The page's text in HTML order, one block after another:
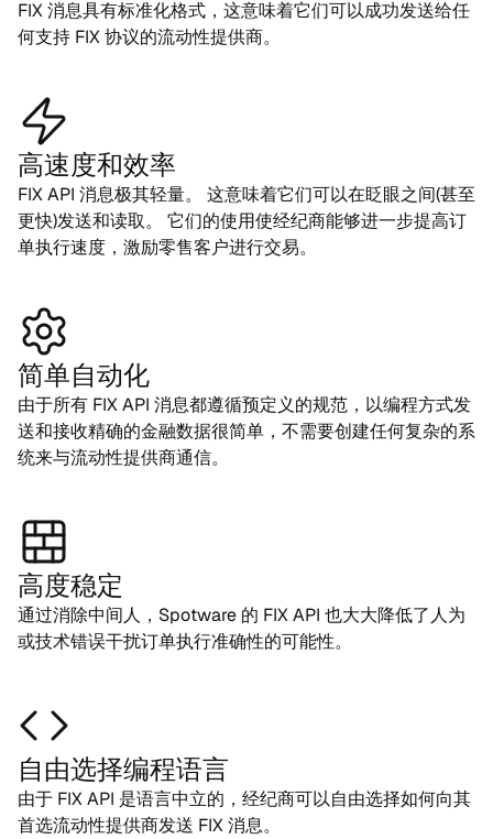
FIX 消息具有标准化格式，这意味着它们可以成功发送给任
何支持 FIX 协议的流动性提供商。
高速度和效率
FIX API 消息极其轻量。 这意味着它们可以在眨眼之间(甚至
更快)发送和读取。 它们的使用使经纪商能够进一步提高订
单执行速度，激励零售客户进行交易。
简单自动化
由于所有 FIX API 消息都遵循预定义的规范，以编程方式发
送和接收精确的金融数据很简单，不需要创建任何复杂的系
统来与流动性提供商通信。
高度稳定
通过消除中间人，Spo​twa​re 的 FIX API 也大大降低了人为
或技术错误干扰订单执行准确性的可能性。
自由选择编程语言
由于 FIX API 是语言中立的，经纪商可以自由选择如何向其
首选流动性提供商发送 FIX 消息。